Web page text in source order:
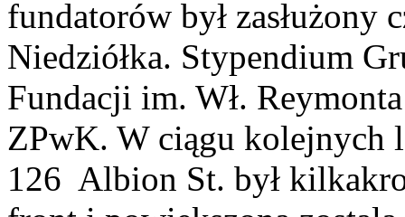
fundatorów był zasłużony
Niedziółka. Stypendium
Fundacji im. Wł.
ZPwK. W ciągu kolejnych
126 Albion St. był